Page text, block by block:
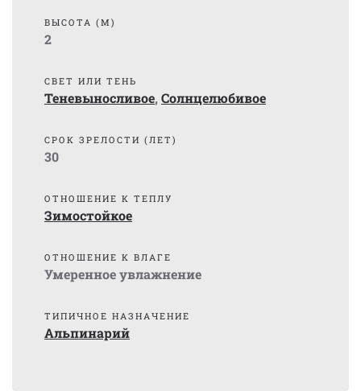
ВЫСОТА (М)
2
СВЕТ ИЛИ ТЕНЬ
Теневыносливое, Солнцелюбивое
СРОК ЗРЕЛОСТИ (ЛЕТ)
30
ОТНОШЕНИЕ К ТЕПЛУ
Зимостойкое
ОТНОШЕНИЕ К ВЛАГЕ
Умеренное увлажнение
ТИПИЧНОЕ НАЗНАЧЕНИЕ
Альпинарий